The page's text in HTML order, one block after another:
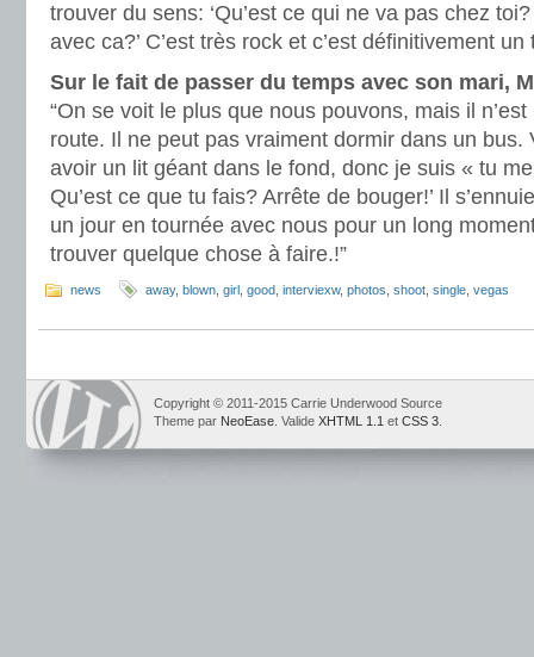
trouver du sens: ‘Qu’est ce qui ne va pas chez
avec ca?’ C’est très rock et c’est définitivement
Sur le fait de passer du temps avec son mari,
“On se voit le plus que nous pouvons, mais il
route. Il ne peut pas vraiment dormir dans un bus.
avoir un lit géant dans le fond, donc je suis « tu
Qu’est ce que tu fais? Arrête de bouger!’ Il
un jour en tournée avec nous pour un long
trouver quelque chose à faire.!”
news away, blown girl good interviexw, photos shoot single vegas
Copyright © 2011-2015 Carrie Underwood Source
Theme par NeoEase . Valide XHTML 1.1 et CSS 3